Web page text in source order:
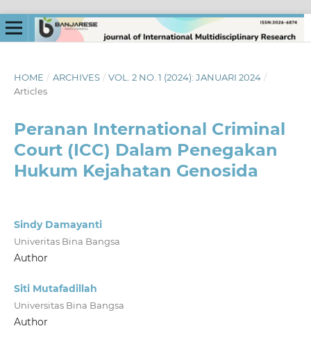
HOME / ARCHIVES / VOL. 2 NO. 1 (2024): JANUARI 2024 /
Articles
Peranan International Criminal
Court (ICC) Dalam Penegakan
Hukum Kejahatan Genosida
Sindy Damayanti
Univeritas Bina Bangsa
Author
Siti Mutafadillah
Universitas Bina Bangsa
Author